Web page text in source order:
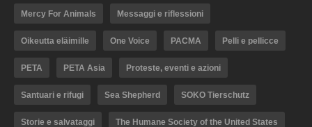
Mercy For Animals Messaggi e riflessioni
Oikeutta eläimille One Voice PACMA Pelli e pellicce
PETA PETA Asia Proteste, eventi e azioni
Santuari e rifugi Sea Shepherd SOKO Tierschutz
Storie e salvataggi The Humane Society of the United States